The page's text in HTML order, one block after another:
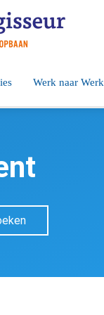
Werk naar Werk